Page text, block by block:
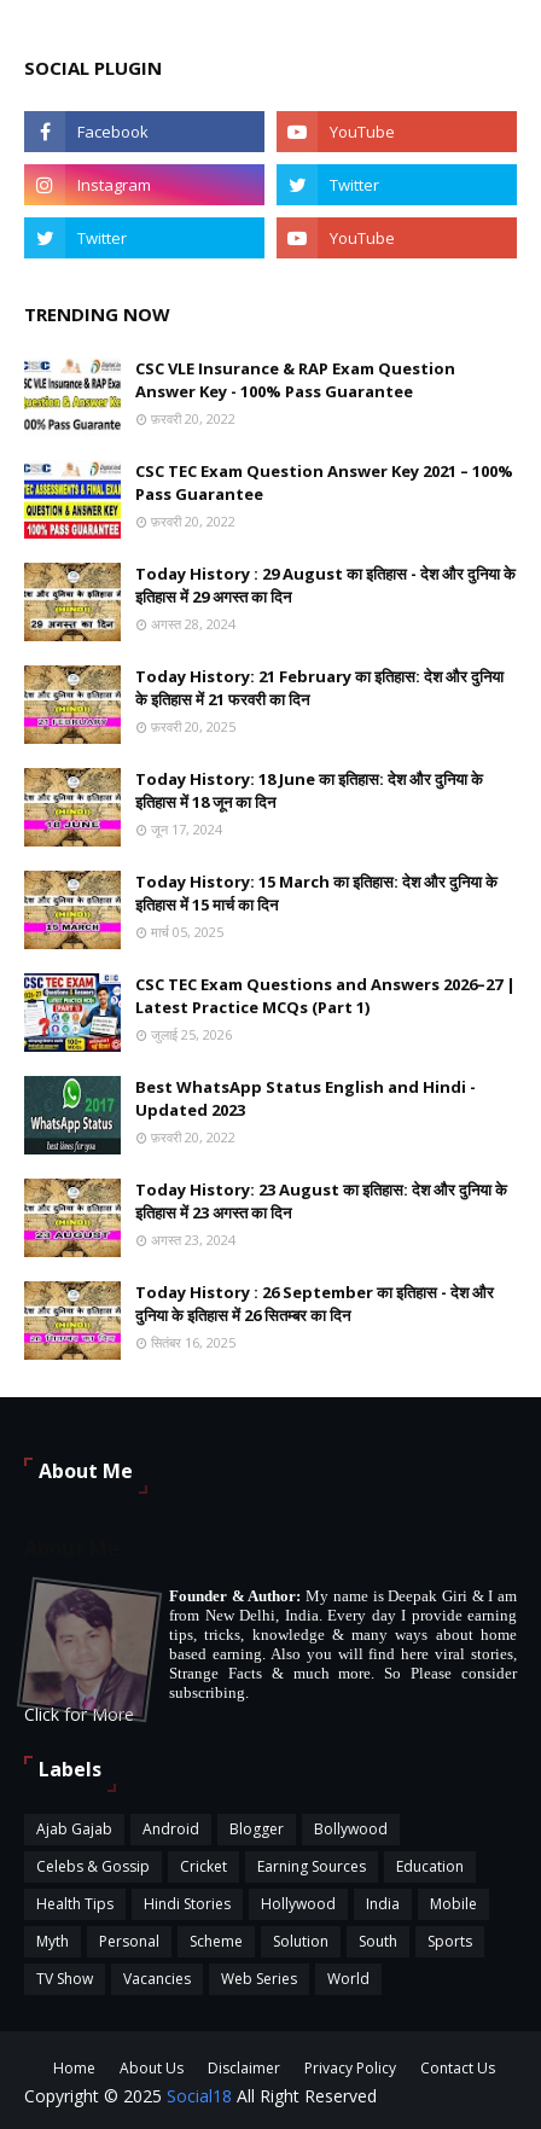
SOCIAL PLUGIN
TRENDING NOW
CSC VLE Insurance & RAP Exam Question
Answer Key - 100% Pass Guarantee
फ़रवरी 20, 2022
CSC TEC Exam Question Answer Key 2021 – 100%
Pass Guarantee
फ़रवरी 20, 2022
Today History : 29 August का इतिहास - देश और दुनिया के
इतिहास में 29 अगस्त का दिन
अगस्त 28, 2024
Today History: 21 February का इतिहास: देश और दुनिया
के इतिहास में 21 फरवरी का दिन
फ़रवरी 20, 2025
Today History: 18 June का इतिहास: देश और दुनिया के
इतिहास में 18 जून का दिन
जून 17, 2024
Today History: 15 March का इतिहास: देश और दुनिया के
इतिहास में 15 मार्च का दिन
मार्च 05, 2025
CSC TEC Exam Questions and Answers 2026–27 |
Latest Practice MCQs (Part 1)
जुलाई 25, 2026
Best WhatsApp Status English and Hindi -
Updated 2023
फ़रवरी 20, 2022
Today History: 23 August का इतिहास: देश और दुनिया के
इतिहास में 23 अगस्त का दिन
अगस्त 23, 2024
Today History : 26 September का इतिहास - देश और
दुनिया के इतिहास में 26 सितम्बर का दिन
सितंबर 16, 2025
About Me
Founder & Author: My name is Deepak Giri & I am
from New Delhi, India. Every day I provide earning
tips, tricks, knowledge & many ways about home
based earning. Also you will find here viral stories,
Strange Facts & much more. So Please consider
subscribing.
Click for More
Labels
Ajab Gajab Android Blogger
Bollywood
Celebs & Gossip
Cricket Earning Sources
Education
Health Tips
Hindi Stories Hollywood India
Mobile
Myth
Personal Scheme Solution South
Sports
TV Show
Vacancies Web Series World
Home About Us Disclaimer Privacy Policy Contact Us
Copyright © 2025 Social18 All Right Reserved